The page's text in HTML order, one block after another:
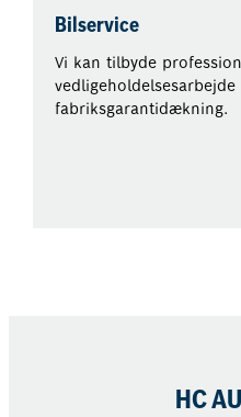
Bilservice
Vi kan tilbyde
fabriksgarantidækning.
HC